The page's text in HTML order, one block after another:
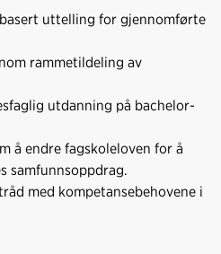
uttelling for gjennomførte
rammetildeling av
utdanning på bachelor-
å endre fagskoleloven for å
samfunnsoppdrag.
med kompetansebehovene i